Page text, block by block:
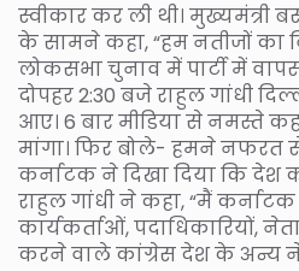
स्वीकार कर ली थी। मुख्यमंत्री
के सामने कहा, “हम नतीजों का
लोकसभा चुनाव में पार्टी में
दोपहर 2:30 बजे राहुल गांधी
आए। 6 बार मीडिया से नमस्ते
मांगा। फिर बोले- हमने नफरत से
कर्नाटक ने दिखा दिया कि देश
राहुल गांधी ने कहा, “मैं कर्नाटक
कार्यकर्ताओं, पदाधिकारियों,
करने वाले कांग्रेस देश के अन्य